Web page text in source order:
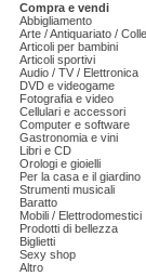
Compra e vendi
Abbigliamento
Arte / Antiquariato /
Articoli per bambini
Articoli sportivi
Audio / TV / Elettronica
DVD e videogame
Fotografia e video
Cellulari e accessori
Computer e software
Gastronomia e vini
Libri e CD
Orologi e gioielli
Per la casa e il giardino
Strumenti musicali
Baratto
Mobili / Elettrodomestici
Prodotti di bellezza
Biglietti
Sexy shop
Altro